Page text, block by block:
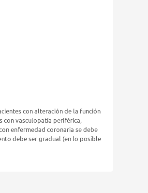
con alteración de la función
con vasculopatía periférica,
enfermedad coronaria se debe
debe ser gradual (en lo posible